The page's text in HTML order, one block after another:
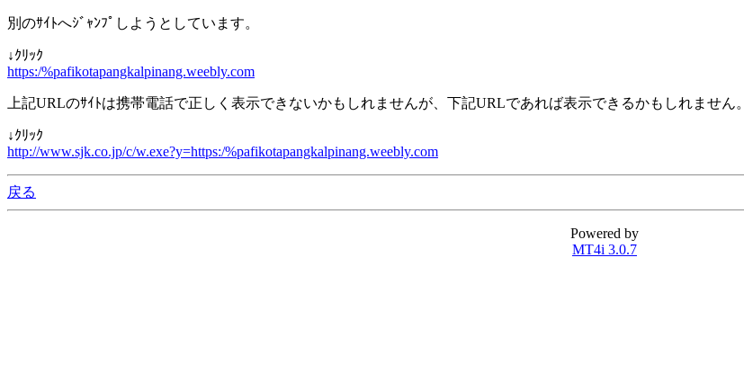
別のｻｲﾄへｼﾞｬﾝﾌﾟしようとしています。
↓ｸﾘｯｸ
https:/%pafikotapangkalpinang.weebly.com
上記URLのｻｲﾄは携帯電話で正しく表示できないかもしれませんが、下記URLであれば表示できるかもしれません。
↓ｸﾘｯｸ
http://www.sjk.co.jp/c/w.exe?y=https:/%pafikotapangkalpinang.weebly.com
戻る
Powered by
MT4i 3.0.7